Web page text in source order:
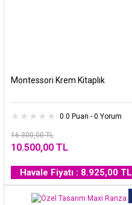
Montessori Krem Kitaplık
0.0 Puan - 0 Yorum
16.300,00 TL
10.500,00 TL
Havale Fiyatı : 8.925,00 TL